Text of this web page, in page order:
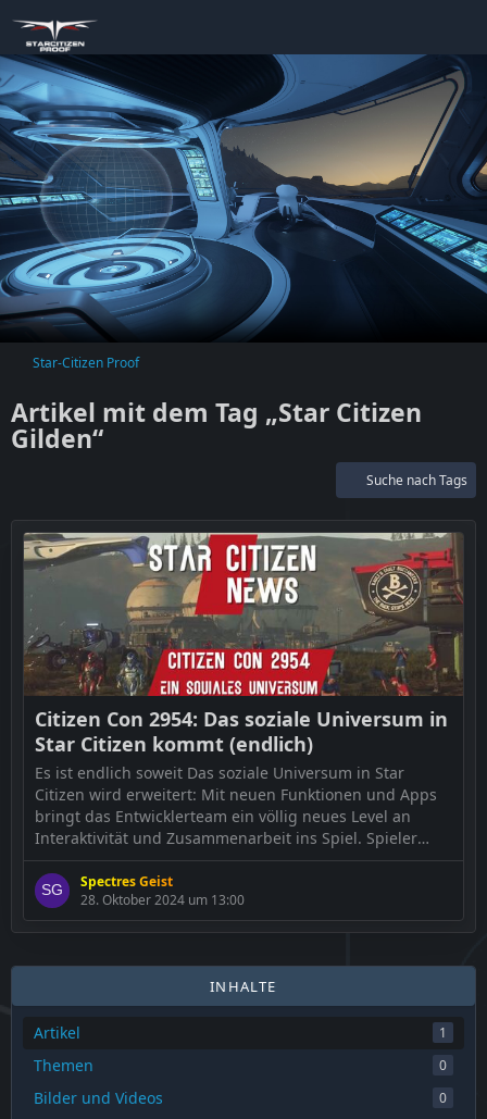
Star-Citizen Proof
Artikel mit dem Tag „Star Citizen
Gilden“
Suche nach Tags
Citizen Con 2954: Das soziale Universum in
Star Citizen kommt (endlich)
Es ist endlich soweit Das soziale Universum in Star
Citizen wird erweitert: Mit neuen Funktionen und Apps
bringt das Entwicklerteam ein völlig neues Level an
Interaktivität und Zusammenarbeit ins Spiel. Spieler
können sich jetzt einfacher vernetzen, organisieren und
sogar ihre Vertrauenswürdigkeit bewerten. Doch wie gut
sind diese Funktionen wirklich? Ein genauer Blick zeigt
die Stärken […]
Der BeitragCitizen Con 2954: Das soziale Universum in
Star Citizen kommt (endlich)erschien zuerst auf
Spectres Geist
28. Oktober 2024 um 13:00
INHALTE
Artikel 1
Themen 0
Bilder und Videos 0